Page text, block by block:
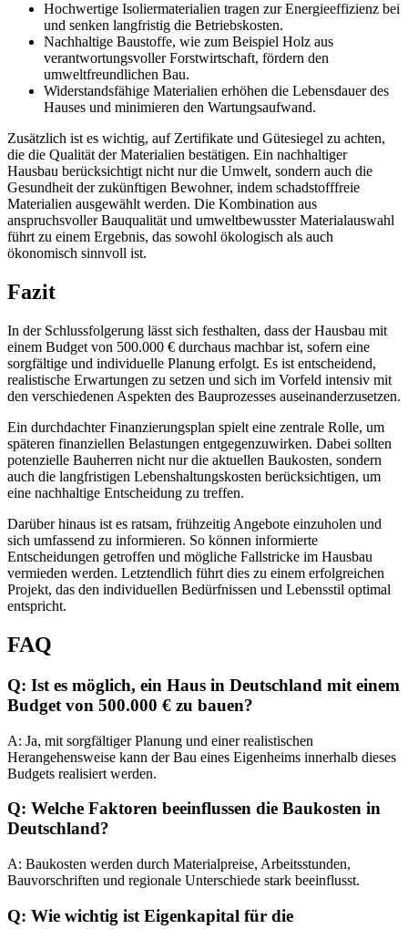
Hochwertige Isoliermaterialien tragen zur Energieeffizienz bei
und senken langfristig die Betriebskosten.
Nachhaltige Baustoffe, wie zum Beispiel Holz aus
verantwortungsvoller Forstwirtschaft, fördern den
umweltfreundlichen Bau.
Widerstandsfähige Materialien erhöhen die Lebensdauer des
Hauses und minimieren den Wartungsaufwand.
Zusätzlich ist es wichtig, auf Zertifikate und Gütesiegel zu achten,
die die Qualität der Materialien bestätigen. Ein nachhaltiger
Hausbau berücksichtigt nicht nur die Umwelt, sondern auch die
Gesundheit der zukünftigen Bewohner, indem schadstofffreie
Materialien ausgewählt werden. Die Kombination aus
anspruchsvoller Bauqualität und umweltbewusster Materialauswahl
führt zu einem Ergebnis, das sowohl ökologisch als auch
ökonomisch sinnvoll ist.
Fazit
In der Schlussfolgerung lässt sich festhalten, dass der Hausbau mit
einem Budget von 500.000 € durchaus machbar ist, sofern eine
sorgfältige und individuelle Planung erfolgt. Es ist entscheidend,
realistische Erwartungen zu setzen und sich im Vorfeld intensiv mit
den verschiedenen Aspekten des Bauprozesses auseinanderzusetzen.
Ein durchdachter Finanzierungsplan spielt eine zentrale Rolle, um
späteren finanziellen Belastungen entgegenzuwirken. Dabei sollten
potenzielle Bauherren nicht nur die aktuellen Baukosten, sondern
auch die langfristigen Lebenshaltungskosten berücksichtigen, um
eine nachhaltige Entscheidung zu treffen.
Darüber hinaus ist es ratsam, frühzeitig Angebote einzuholen und
sich umfassend zu informieren. So können informierte
Entscheidungen getroffen und mögliche Fallstricke im Hausbau
vermieden werden. Letztendlich führt dies zu einem erfolgreichen
Projekt, das den individuellen Bedürfnissen und Lebensstil optimal
entspricht.
FAQ
Q: Ist es möglich, ein Haus in Deutschland mit einem
Budget von 500.000 € zu bauen?
A: Ja, mit sorgfältiger Planung und einer realistischen
Herangehensweise kann der Bau eines Eigenheims innerhalb dieses
Budgets realisiert werden.
Q: Welche Faktoren beeinflussen die Baukosten in
Deutschland?
A: Baukosten werden durch Materialpreise, Arbeitsstunden,
Bauvorschriften und regionale Unterschiede stark beeinflusst.
Q: Wie wichtig ist Eigenkapital für die